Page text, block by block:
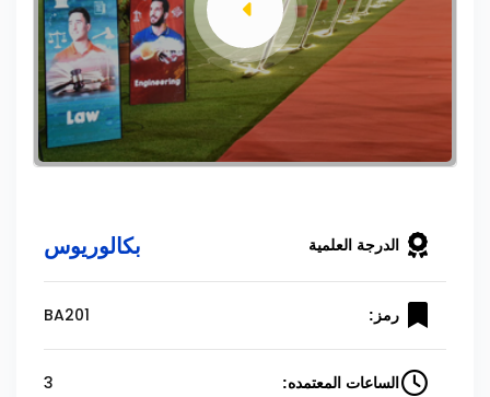
الدرجة العلمية بكالوريوس
رمز: BA201
الساعات المعتمده: 3